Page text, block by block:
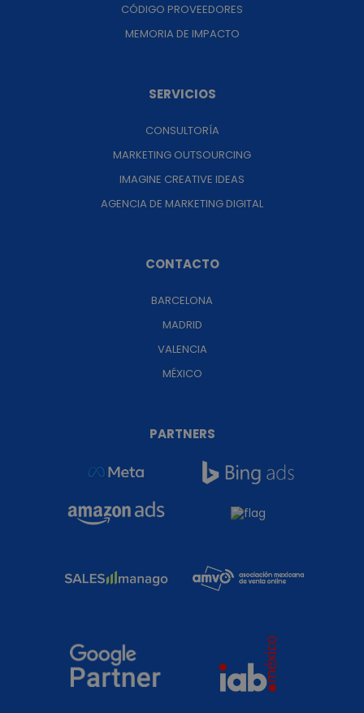
CÓDIGO PROVEEDORES
MEMORIA DE IMPACTO
SERVICIOS
CONSULTORÍA
MARKETING OUTSOURCING
IMAGINE CREATIVE IDEAS
AGENCIA DE MARKETING DIGITAL
CONTACTO
BARCELONA
MADRID
VALENCIA
MÉXICO
PARTNERS